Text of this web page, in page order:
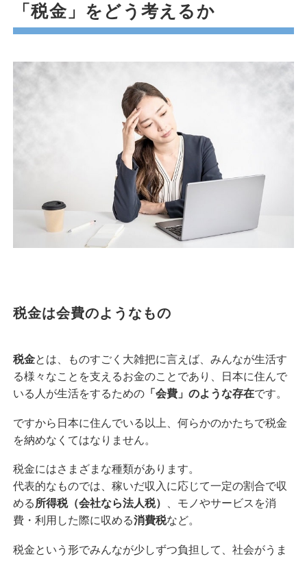
「税金」をどう考えるか
税金は会費のようなもの
税金とは、ものすごく大雑把に言えば、みんなが生活す
る様々なことを支えるお金のことであり、日本に住んで
いる人が生活をするための 「会費」のような存在です。
ですから日本に住んでいる以上、何らかのかたちで税金
を納めなくてはなりません。
税金にはさまざまな種類があります。
代表的なものでは、稼いだ収入に応じて一定の割合で収
める所得税（会社なら法人税）
、モノやサービスを消
費・利用した際に収める消費税など。
税金という形でみんなが少しずつ負担して、社会がうま